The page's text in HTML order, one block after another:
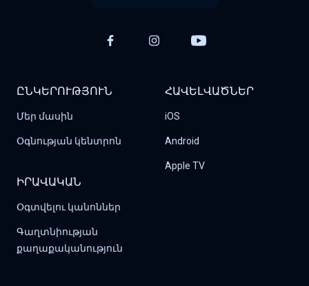
ԸՆԿԵՐՈՒԹՅՈՒՆ
Մեր մասին
Օգնության կենտրոն
ՀԱՎԵԼՎԱԾՆԵՐ
iOS
Android
Apple TV
ԻՐԱՎԱԿԱՆ
Օգտվելու կանոններ
Գաղտնիության
քաղաքականություն